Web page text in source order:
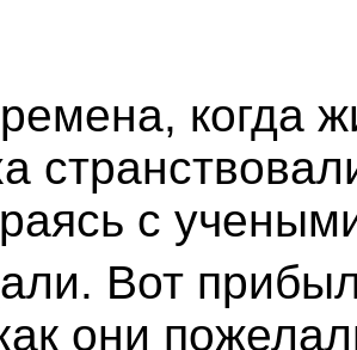
когда
с
Вот
они